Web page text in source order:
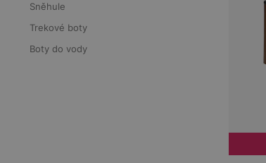
Sněhule
Trekové boty
Boty do vody